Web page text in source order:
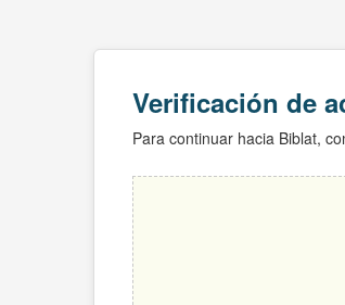
Verificación de
Para continuar hacia Biblat,